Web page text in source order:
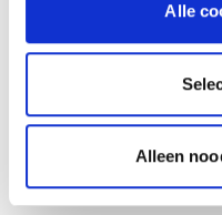
Alle
Alleen